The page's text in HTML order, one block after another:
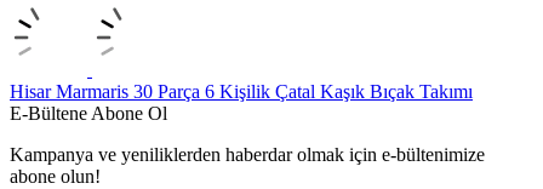
Hisar Marmaris 30 Parça 6 Kişilik Çatal Kaşık Bıçak Takımı
E-Bültene Abone Ol
Kampanya ve yeniliklerden haberdar olmak için e-bültenimize
abone olun!